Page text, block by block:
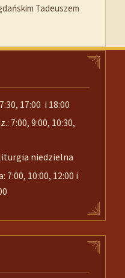
Tadeuszem
17:00 i 18:00
7:00, 9:00, 10:30,
niedzielna
10:00, 12:00 i